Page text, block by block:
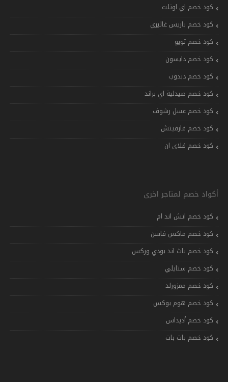
كود خصم اي اوتلت
كود خصم باريس غاليري
كود خصم تويو
كود خصم دايسون
كود خصم دبدوب
كود خصم صيدلية اي براند
كود خصم عسل رشوف
كود خصم فارفيتش
كود خصم فلاي ان
أكواد خصم لمتاجر اخرى
كود خصم اتش اند ام
كود خصم ماكس فاشن
كود خصم باث اند بودي وركس
كود خصم ستايلي
كود خصم ممزورلد
كود خصم هوم بوكس
كود خصم أديداس
كود خصم بات بات